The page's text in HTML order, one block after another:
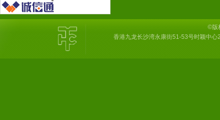
©版
香港九龙长沙湾永康街51-53号时颖中